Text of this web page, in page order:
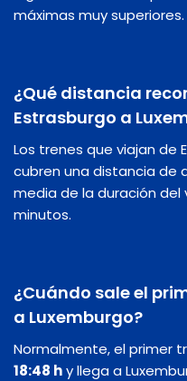
máximas muy superiores.
¿Qué distancia
Estrasburgo a
Los trenes que viajan de
cubren una distancia de
media de la duración del
minutos.
¿Cuándo sale el
a Luxemburgo?
Normalmente, el primer
18:48 hy llega a